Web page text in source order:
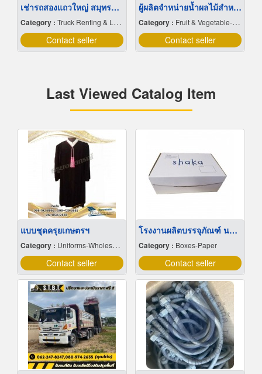
เช่ารถสองแถวใหญ่ สมุทรปราการ
Category : Truck Renting & Leasing
Contact seller
ผู้ผลิตจำหน่ายน้ำผลไม้สำหรับจัดเลี้ยง น้ำผลไม้โรงแรม ร้านอาหาร ร้านกาแฟ คาเฟ่จัดเบรค Coffee Break
Category : Fruit & Vegetable-Dried
Contact seller
Last Viewed Catalog Item
แบบชุดครุยเกษตรฯ
Category : Uniforms-Wholesale & Manufacturers
Contact seller
โรงงานผลิตบรรจุภัณฑ์ นนทบุรี
Category : Boxes-Paper
Contact seller